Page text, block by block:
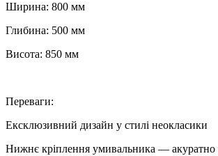
Ширина: 800 мм
Глибина: 500 мм
Висота: 850 мм
Переваги:
Ексклюзивний дизайн у стилі неокласики
Нижнє кріплення умивальника — акуратно